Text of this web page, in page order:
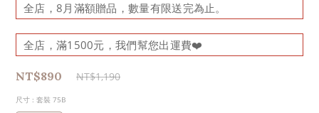
全店，8月滿額贈品，數量有限送完為止。
全店，滿1500元，我們幫您出運費❤️
NT$890 NT$1,190
尺寸 : 套裝 75B